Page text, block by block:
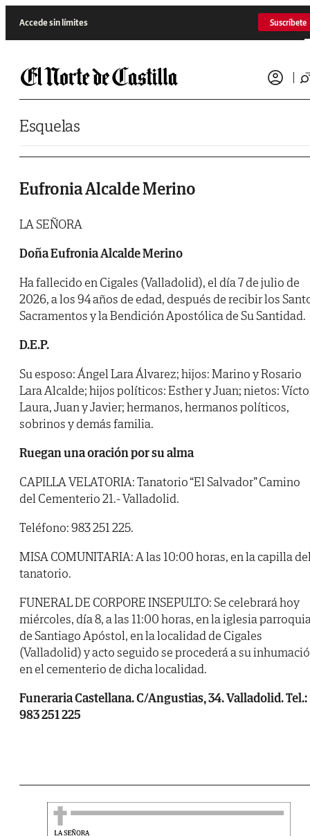
Accede sin límites Suscríbete
Esquelas
Eufronia Alcalde Merino
LA SEÑORA
Doña Eufronia Alcalde Merino
Ha fallecido en Cigales (Valladolid), el día 7 de julio de
2026, a los 94 años de edad, después de recibir los
Sacramentos y la Bendición Apostólica de Su Santidad.
D.E.P.
Su esposo: Ángel Lara Álvarez; hijos: Marino y Rosario
Lara Alcalde; hijos políticos: Esther y Juan; nietos:
Laura, Juan y Javier; hermanos, hermanos políticos,
sobrinos y demás familia.
Ruegan una oración por su alma
CAPILLA VELATORIA: Tanatorio “El Salvador” Camino
del Cementerio 21.- Valladolid.
Teléfono: 983 251 225.
MISA COMUNITARIA: A las 10:00 horas, en la capilla
tanatorio.
FUNERAL DE CORPORE INSEPULTO: Se celebrará hoy
miércoles, día 8, a las 11:00 horas, en la iglesia
de Santiago Apóstol, en la localidad de Cigales
(Valladolid) y acto seguido se procederá a su
en el cementerio de dicha localidad.
Funeraria Castellana. C/Angustias, 34. Valladolid. Tel.:
983 251 225